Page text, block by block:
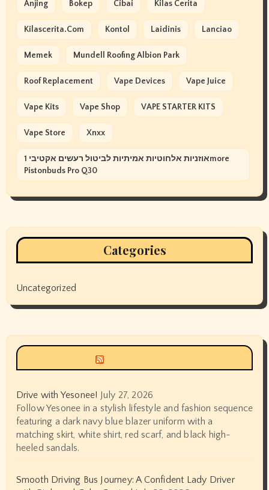
Anjing Bokep Cibai Kilas Cerita
Kilascerita.com Kontol Laidinis Lanciao
Memek Mundell Roofing Albion Park
Roof Replacement Vape Devices Vape Juice
Vape Kits Vape Shop VAPE STARTER KITS
Vape Store Xnxx
אוזניות אלחוטיות אמיתיות לביטול רעשים אקטיבי 1more
Pistonbuds Pro Q30
Categories
Uncategorized
Drive with Yesonee! July 27, 2026
Follow Yesonee in a stylish lifestyle and fashion sequence
featuring a dark navy blue blazer uniform with a
matching skirt, white shirt, red scarf, and black high-
heeled sandals.
Smooth Driving Bus Journey: A Confident Lady Driver